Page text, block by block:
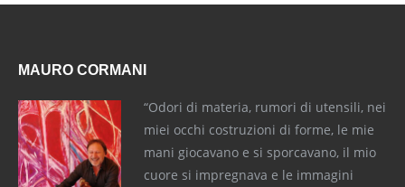
MAURO CORMANI
“Odori di materia, rumori di utensili, nei
miei occhi costruzioni di forme, le mie
mani giocavano e si sporcavano, il mio
cuore si impregnava e le immagini